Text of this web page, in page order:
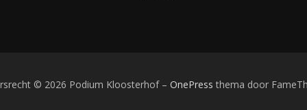
© 2026 Podium Kloosterhof – OnePress thema door